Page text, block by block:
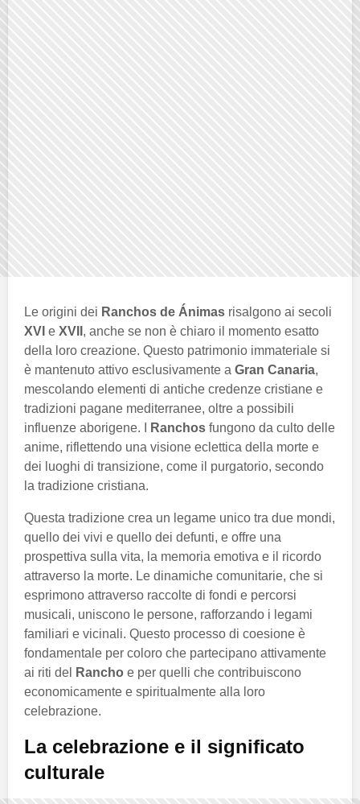
Le origini dei Ranchos de Ánimas risalgono ai secoli
XVI e XVII , anche se non è chiaro il momento esatto
della loro creazione. Questo patrimonio immateriale si
è mantenuto attivo esclusivamente a Gran Canaria,
mescolando elementi di antiche credenze cristiane e
tradizioni pagane mediterranee, oltre a possibili
influenze aborigene. I
Ranchos fungono da culto delle
anime, riflettendo una visione eclettica della morte e
dei luoghi di transizione, come il purgatorio, secondo
la tradizione cristiana.
Questa tradizione crea un legame unico tra due mondi,
quello dei vivi e quello dei defunti, e offre una
prospettiva sulla vita, la memoria emotiva e il ricordo
attraverso la morte. Le dinamiche comunitarie, che si
esprimono attraverso raccolte di fondi e percorsi
musicali, uniscono le persone, rafforzando i legami
familiari e vicinali. Questo processo di coesione è
fondamentale per coloro che partecipano attivamente
ai riti del
Rancho e per quelli che contribuiscono
economicamente e spiritualmente alla loro
celebrazione.
La celebrazione e il significato
culturale